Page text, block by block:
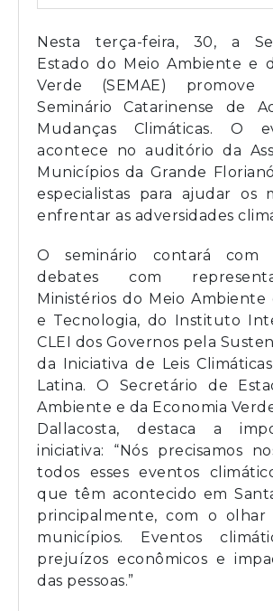
Nesta terça-feira, 30, a
Estado do Meio Ambiente e
Verde (SEMAE)
Seminário Catarinense de
Mudanças Climáticas. O
acontece no auditório da
Municípios da Grande
especialistas para ajudar os
enfrentar as adversidades
O seminário contará com
debates com
Ministérios do Meio Ambiente
e Tecnologia, do Instituto
CLEI dos Governos pela
da Iniciativa de Leis
Latina. O Secretário de
Ambiente e da Economia
Dallacosta, destaca a
iniciativa: “Nós precisamos
todos esses eventos
que têm acontecido em
principalmente, com o olhar
municípios. Eventos
prejuízos econômicos e
das pessoas.”